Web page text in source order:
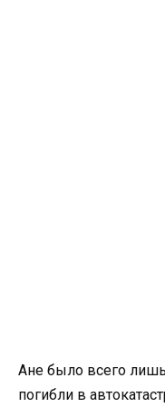
Ане было всего
погибли в